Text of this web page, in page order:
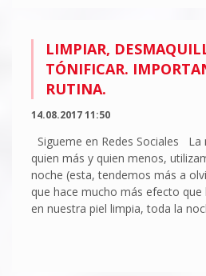
LIMPIAR,
TÓNIFICAR.
RUTINA.
14.08.2017 11:50
Sigueme en Redes Sociales
quien más y quien menos,
noche (esta, tendemos más a
que hace mucho más efecto que
en nuestra piel limpia, toda la